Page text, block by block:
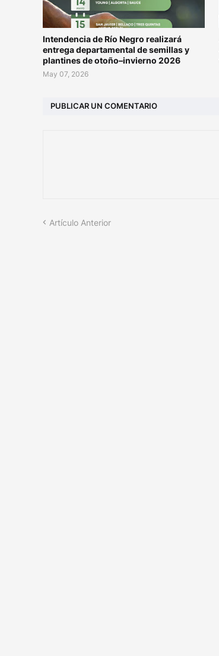
Intendencia de Río Negro realizará
entrega departamental de semillas y
plantines de otoño–invierno 2026
May 07, 2026
PUBLICAR UN COMENTARIO
Artículo Anterior